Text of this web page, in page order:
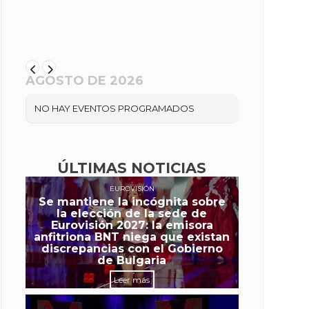
AGOSTO DE 2026
NO HAY EVENTOS PROGRAMADOS
ÚLTIMAS NOTICIAS
EUROVISIÓN
Se mantiene la incógnita sobre
la elección de la sede de
Eurovisión 2027: la emisora
anfitriona BNT niega que existan
discrepancias con el Gobierno
de Bulgaria
Leer más